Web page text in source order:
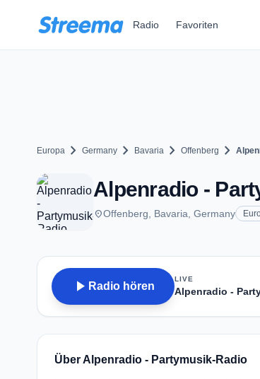
Radio Favoriten
Europa chevron_right Germany chevron_right Bavaria chevron_right Offenberg chevron_right
Alpenradio -
placeOffenberg, Bavaria, Germany
play_arrow Radio hören
LIVE
Alpenradio -
Über Alpenradio - Partymusik-Radio